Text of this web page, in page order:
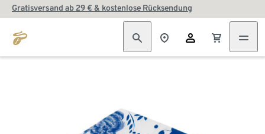
Gratisversand ab 29 € & kostenlose Rücksendung